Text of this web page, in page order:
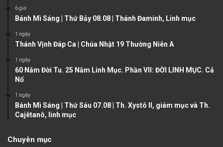
6 giờ
Bánh Mì Sáng | Thứ Bảy 08.08 | Thánh Đaminh, Linh mục
1 ngày
Thánh Vịnh Đáp Ca | Chúa Nhật 19 Thường Niên A
1 ngày
60 Năm Đời Tu. 25 Năm Linh Mục. Phần VII: ĐỜI LINH MỤC. Cả
Nổ
1 ngày
Bánh Mì Sáng | Thứ Sáu 07.08 | Th. Xystô II, giám mục và Th.
Cajêtanô, linh mục
Chuyên mục